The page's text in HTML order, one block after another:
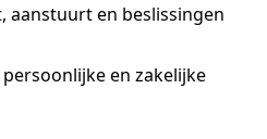
aanstuurt en beslissingen
en zakelijke